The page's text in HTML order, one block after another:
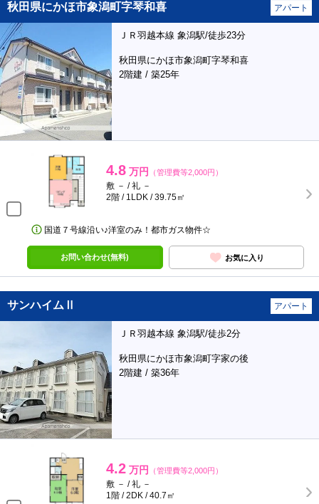
秋田県にかほ市象潟町字琴和喜 アパート
ＪＲ羽越本線 象潟駅/徒歩23分
秋田県にかほ市象潟町字琴和喜
2階建 / 築25年
4.8 万円 （管理費等2,000円）
敷 － / 礼 －
2階 / 1LDK / 39.75㎡
国道７号線沿い♪洋室のみ！都市ガス物件☆
お問い合わせ(無料) お気に入り
サンハイムⅡ アパート
ＪＲ羽越本線 象潟駅/徒歩2分
秋田県にかほ市象潟町字家の後
2階建 / 築36年
4.2 万円 （管理費等2,000円）
敷 － / 礼 －
1階 / 2DK / 40.7㎡